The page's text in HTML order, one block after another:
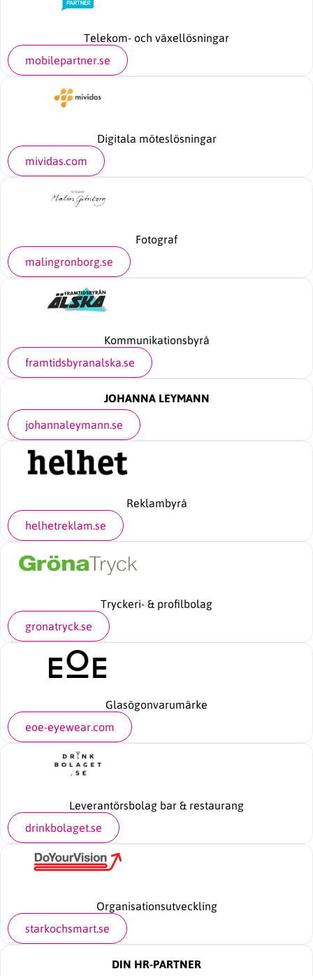
Telekom- och växellösningar
mobilepartner.se
Digitala möteslösningar
mividas.com
Fotograf
malingronborg.se
Kommunikationsbyrå
framtidsbyranalska.se
JOHANNA LEYMANN
johannaleymann.se
Reklambyrå
helhetreklam.se
Tryckeri- & profilbolag
gronatryck.se
Glasögonvarumärke
eoe-eyewear.com
Leverantörsbolag bar & restaurang
drinkbolaget.se
Organisationsutveckling
starkochsmart.se
DIN HR-PARTNER